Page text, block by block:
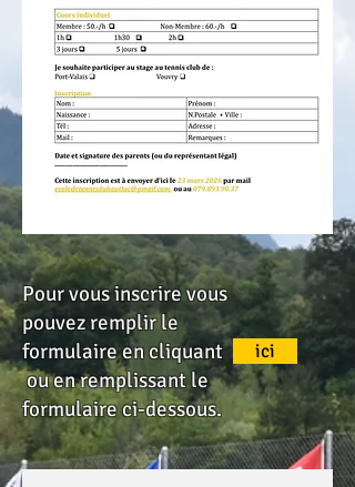
Pour vous inscrire vous
pouvez remplir le
formulaire en cliquant
ou en remplissant le
formulaire ci-dessous.
ici